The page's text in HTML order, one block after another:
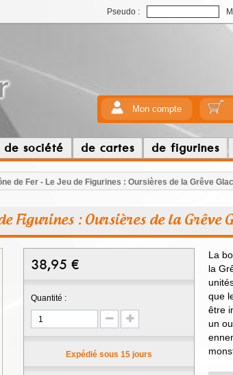
Pseudo :
Mon compte
de société de cartes de figurines
de Fer - Le Jeu de Figurines : Oursières de la Grêve
Figurines : Oursières de la Grêve
38,95 €
Quantité :
Expédié sous 15 jours
La
la
que
être
un